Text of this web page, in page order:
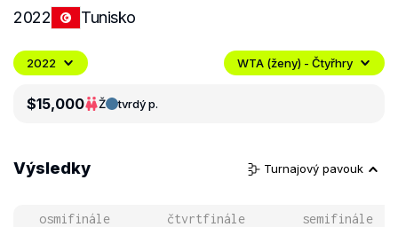
2022 Tunisko
2022 WTA (ženy) - Čtyřhry
$15,000 Ž tvrdý p.
Výsledky Turnajový pavouk
osmifinále čtvrtfinále semifinále